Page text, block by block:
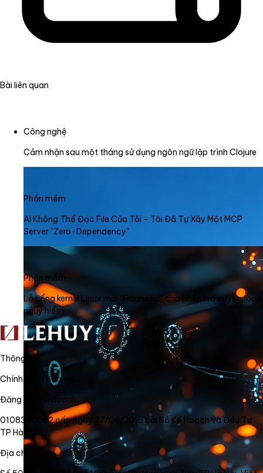
Bài liên quan
Công nghệ
Cảm nhận sau một tháng sử dụng ngôn ngữ lập trình Clojure
Phần mềm
AI Không Thể Đọc File Của Tôi - Tôi Đã Tự Xây Một MCP
Server "Zero-Dependency"
Phần mềm
Lỗ hổng kernel Linux mới "Fragnesia" cho phép leo quyền root
nguy hiểm
Thông tin
Chính sách bảo mật
Đăng ký kinh doanh
0108340562 cấp ngày 27/06/2018 bởi Sở Kế Hoạch và Đầu Tư
TP Hà Nội
Địa chỉ